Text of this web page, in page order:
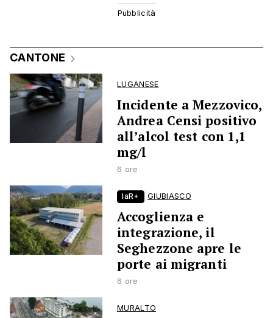
CANTONE
LUGANESE
Incidente a Mezzovico,
Andrea Censi positivo
all’alcol test con 1,1
mg/l
6 ore
laR+ GIUBIASCO
Accoglienza e
integrazione, il
Seghezzone apre le
porte ai migranti
6 ore
MURALTO